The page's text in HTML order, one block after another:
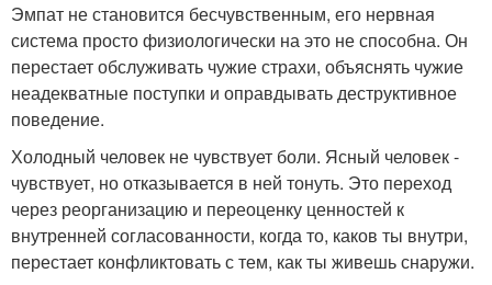
Эмпат не становится бесчувственным, его нервная
система просто физиологически на это не способна. Он
перестает обслуживать чужие страхи, объяснять чужие
неадекватные поступки и оправдывать деструктивное
поведение.
Холодный человек не чувствует боли. Ясный человек -
чувствует, но отказывается в ней тонуть. Это переход
через реорганизацию и переоценку ценностей к
внутренней согласованности, когда то, каков ты внутри,
перестает конфликтовать с тем, как ты живешь снаружи.